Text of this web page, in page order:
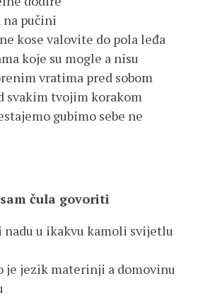
na pučini
kose valovite do pola leđa
koje su mogle a nisu
vratima pred sobom
svakim tvojim korakom
gubimo sebe ne
čula govoriti
u ikakvu kamoli svijetlu
je jezik materinji a domovinu